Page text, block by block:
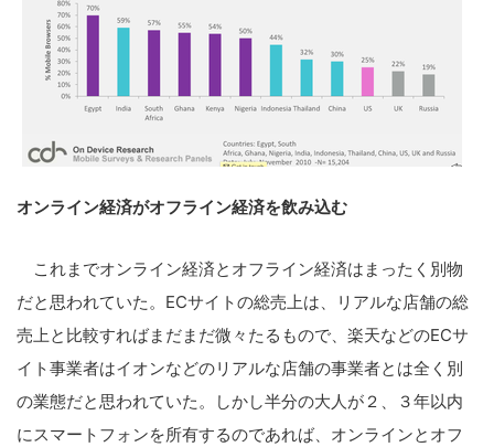
オンライン経済がオフライン経済を飲み込む
これまでオンライン経済とオフライン経済はまったく別物
だと思われていた。ECサイトの総売上は、リアルな店舗の総
売上と比較すればまだまだ微々たるもので、楽天などのECサ
イト事業者はイオンなどのリアルな店舗の事業者とは全く別
の業態だと思われていた。しかし半分の大人が２、３年以内
にスマートフォンを所有するのであれば、オンラインとオフ